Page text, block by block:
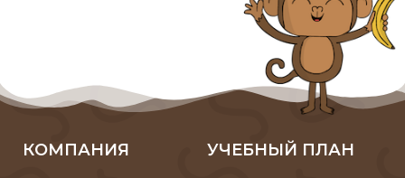
КОМПАНИЯ УЧЕБНЫЙ ПЛАН